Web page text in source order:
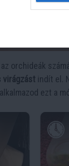
az orchideák
virágzást indít el.
ezt a